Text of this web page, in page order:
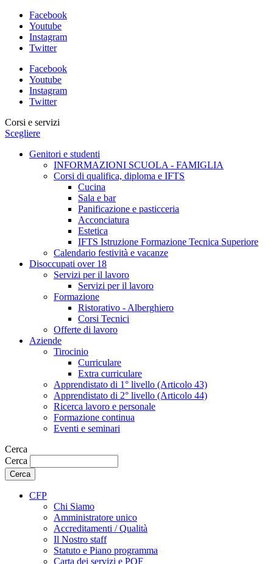
Facebook
Youtube
Instagram
Twitter
Facebook
Youtube
Instagram
Twitter
Corsi e servizi
Scegliere
Genitori e studenti
INFORMAZIONI SCUOLA - FAMIGLIA
Corsi di qualifica, diploma e IFTS
Cucina
Sala e bar
Panificazione e pasticceria
Acconciatura
Estetica
IFTS Istruzione Formazione Tecnica Superiore
Calendario festività e vacanze
Disoccupati over 18
Servizi per il lavoro
Servizi per il lavoro
Formazione
Ristorativo - Alberghiero
Corsi Tecnici
Offerte di lavoro
Aziende
Tirocinio
Curriculare
Extra curriculare
Apprendistato di 1° livello (Articolo 43)
Apprendistato di 2° livello (Articolo 44)
Ricerca lavoro e personale
Formazione continua
Eventi e seminari
Cerca
Cerca
CFP
Chi Siamo
Amministratore unico
Accreditamenti / Qualità
Il Nostro staff
Statuto e Piano programma
Carta dei servizi e POF